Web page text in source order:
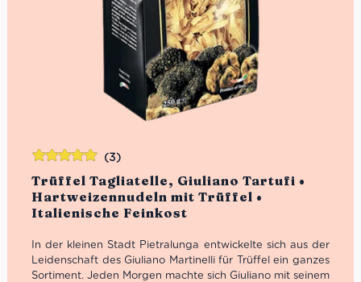
Trüffel Tagliatelle, Giuliano Tartufi •
Hartweizennudeln mit Trüffel •
Italienische Feinkost
(3)
In der kleinen Stadt Pietralunga entwickelte sich aus der
Leidenschaft des Giuliano Martinelli für Trüffel ein ganzes
Sortiment. Jeden Morgen machte sich Giuliano mit seinem
Bewertet
mit5.00von
5